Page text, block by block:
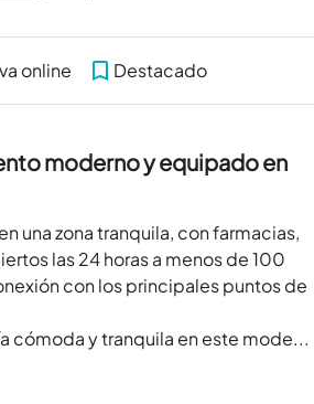
online Destacado
moderno y equipado en
una zona tranquila, con farmacias,
las 24 horas a menos de 100
con los principales puntos de
cómoda y tranquila en este mode...